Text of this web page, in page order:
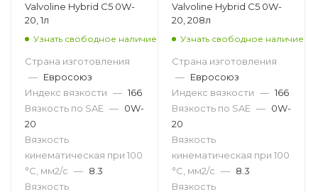
Valvoline Hybrid C5 0W-
20, 1л
Узнать свободное наличие
Страна изготовления
— Евросоюз
Индекс вязкости — 166
Вязкость по SAE — 0W-
20
Вязкость
кинематическая при 100
°С, мм2/с — 8.3
Вязкость
Valvoline Hybrid C5 0W-
20, 208л
Узнать свободное наличие
Страна изготовления
— Евросоюз
Индекс вязкости — 166
Вязкость по SAE — 0W-
20
Вязкость
кинематическая при 100
°С, мм2/с — 8.3
Вязкость